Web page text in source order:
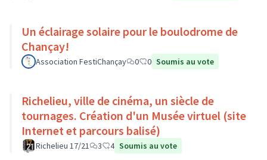
Un éclairage solaire pour le boulodrome de
Chançay!
Association FestiChançay 0 0 Soumis au vote
Richelieu, ville de cinéma, un siècle de
tournages. Création d'un Musée virtuel (site
Internet et parcours balisé)
Richelieu 17/21 3 4 Soumis au vote